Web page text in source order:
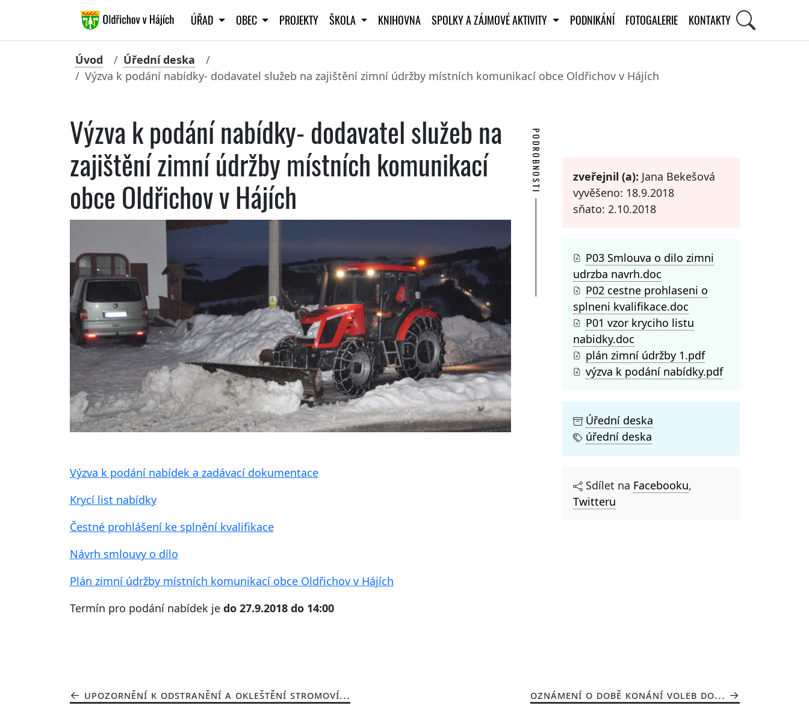
ÚŘAD OBEC PROJEKTY ŠKOLA KNIHOVNA SPOLKY A ZÁJMOVÉ AKTIVITY PODNIKÁNÍ FOTOGALERIE KONTAKTY
Úvod
Úřední deska
Výzva k podání nabídky- dodavatel služeb na zajištění zimní údržby místních komunikací obce Oldřichov v Hájích
Výzva k podání nabídky- dodavatel služeb na
zajištění zimní údržby místních komunikací
obce Oldřichov v Hájích
Výzva k podání nabídek a zadávací dokumentace
Krycí list nabídky
Čestné prohlášení ke splnění kvalifikace
Návrh smlouvy o dílo
Plán zimní údržby místních komunikací obce Oldřichov v Hájích
Termín pro podání nabídek je do 27.9.2018 do 14:00
PODROBNOSTI zveřejnil (a): Jana Bekešová
vyvěšeno: 18.9.2018
sňato: 2.10.2018
P03 Smlouva o dilo zimni
udrzba navrh.doc
P02 cestne prohlaseni o
splneni kvalifikace.doc
P01 vzor kryciho listu
nabidky.doc
plán zimní údržby 1.pdf
výzva k podání nabídky.pdf
Úřední deska
úřední deska
Sdílet na Facebooku,
Twitteru
UPOZORNĚNÍ K ODSTRANĚNÍ A OKLEŠTĚNÍ STROMOVÍ... OZNÁMENÍ O DOBĚ KONÁNÍ VOLEB DO...